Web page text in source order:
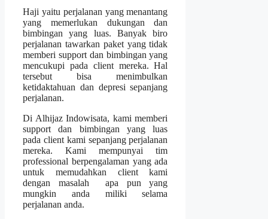
Haji yaitu perjalanan yang menantang
yang memerlukan dukungan dan
bimbingan yang luas. Banyak biro
perjalanan tawarkan paket yang tidak
memberi support dan bimbingan yang
mencukupi pada client mereka. Hal
tersebut bisa menimbulkan
ketidaktahuan dan depresi sepanjang
perjalanan.
Di Alhijaz Indowisata, kami memberi
support dan bimbingan yang luas
pada client kami sepanjang perjalanan
mereka. Kami mempunyai tim
professional berpengalaman yang ada
untuk memudahkan client kami
dengan masalah apa pun yang
mungkin anda miliki selama
perjalanan anda.